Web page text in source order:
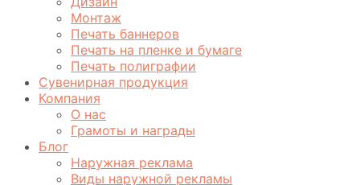
Монтаж
Печать баннеров
Печать на пленке и бумаге
Печать полиграфии
Сувенирная продукция
Компания
О нас
Грамоты и награды
Блог
Наружная реклама
Виды наружной рекламы